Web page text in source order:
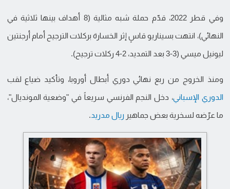
وفي قطر 2022، قدّم حملة شبه مثالية (8 أهداف بينها ثلاثية في
النهائي)، انتهت بسيناريو قاسٍ إثر الخسارة بركلات الترجيح أمام أرجنتين
ليونيل ميسي (3-3 بعد التمديد، 2-4 ركلات ترجيح).
ومنذ الخروج من ربع نهائي دوري أبطال أوروبا، وتأكيد ضياع لقب
الدوري الإسباني، دخل النجم الفرنسي سريعاً في "وضعية المونديال"،
ما عرّضه لسخرية بعض جماهير ريال مدريد.